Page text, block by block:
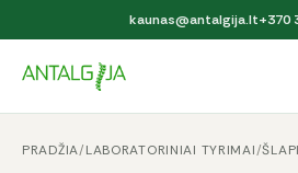
kaunas@antalgija.lt+370
PRADŽIA/LABORATORINIAI TYRIMAI/